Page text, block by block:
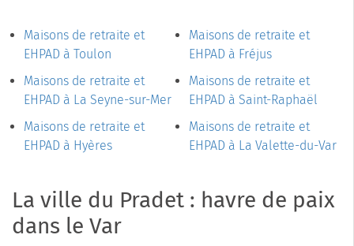
Maisons de retraite et
EHPAD à Toulon
Maisons de retraite et
EHPAD à La Seyne-sur-Mer
Maisons de retraite et
EHPAD à Hyères
Maisons de retraite et
EHPAD à Fréjus
Maisons de retraite et
EHPAD à Saint-Raphaël
Maisons de retraite et
EHPAD à La Valette-du-Var
La ville du Pradet : havre de paix
dans le Var